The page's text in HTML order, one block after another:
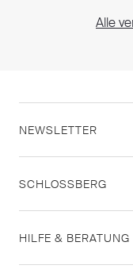
Alle
NEWSLETTER
SCHLOSSBERG
HILFE & BERATUNG